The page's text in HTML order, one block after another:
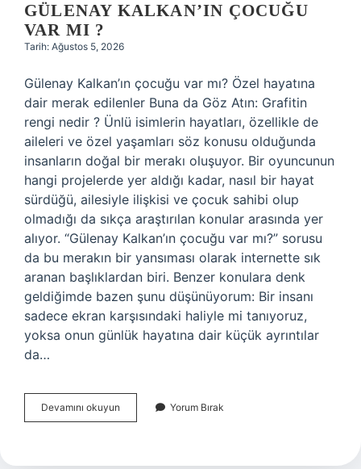
GÜLENAY KALKAN’IN ÇOCUĞU
VAR MI ?
Tarih: Ağustos 5, 2026
Gülenay Kalkan’ın çocuğu var mı? Özel hayatına
dair merak edilenler Buna da Göz Atın: Grafitin
rengi nedir ? Ünlü isimlerin hayatları, özellikle de
aileleri ve özel yaşamları söz konusu olduğunda
insanların doğal bir merakı oluşuyor. Bir oyuncunun
hangi projelerde yer aldığı kadar, nasıl bir hayat
sürdüğü, ailesiyle ilişkisi ve çocuk sahibi olup
olmadığı da sıkça araştırılan konular arasında yer
alıyor. “Gülenay Kalkan’ın çocuğu var mı?” sorusu
da bu merakın bir yansıması olarak internette sık
aranan başlıklardan biri. Benzer konulara denk
geldiğimde bazen şunu düşünüyorum: Bir insanı
sadece ekran karşısındaki haliyle mi tanıyoruz,
yoksa onun günlük hayatına dair küçük ayrıntılar
da…
Devamını okuyun Gülenay
Kalkan’ın
mı
Yorum Bırak